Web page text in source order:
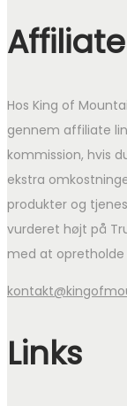
Hos King of
gennem affiliate
kommission, hvis
ekstra
produkter og
vurderet højt på
med at
Links